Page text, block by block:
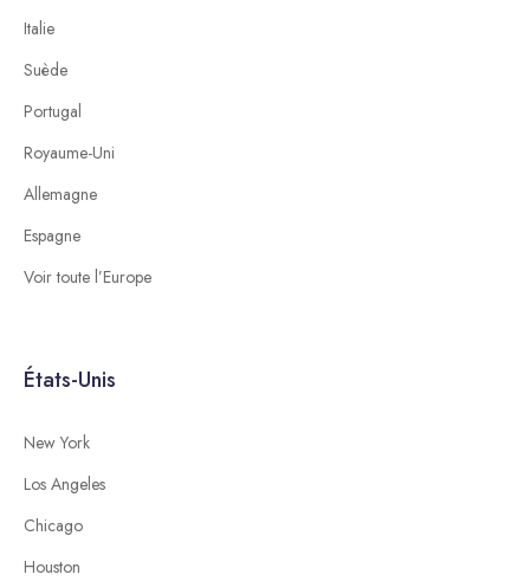
Italie
Suède
Portugal
Royaume-Uni
Allemagne
Espagne
Voir toute l’Europe
États-Unis
New York
Los Angeles
Chicago
Houston